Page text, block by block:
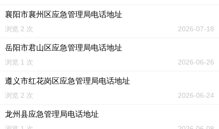
襄阳市襄州区应急管理局电话地址
浏览 2 次 2026-07-18
岳阳市君山区应急管理局电话地址
浏览 1 次 2026-06-26
遵义市红花岗区应急管理局电话地址
浏览 2 次 2026-06-24
龙州县应急管理局电话地址